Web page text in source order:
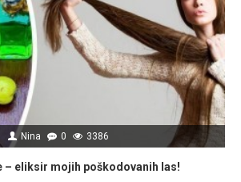
Nina 0 3386
– eliksir mojih poškodovanih las!